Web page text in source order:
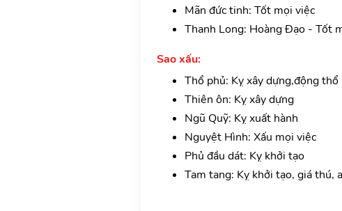
Mãn đức tinh: Tốt mọi việc
Thanh Long: Hoàng Đạo - Tốt
Sao xấu:
Thổ phủ: Kỵ xây dựng,động thổ
Thiên ôn: Kỵ xây dựng
Ngũ Quỹ: Kỵ xuất hành
Nguyệt Hình: Xấu mọi việc
Phủ đầu dát: Kỵ khởi tạo
Tam tang: Kỵ khởi tạo, giá thú,